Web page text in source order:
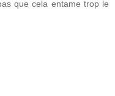
que cela entame trop le